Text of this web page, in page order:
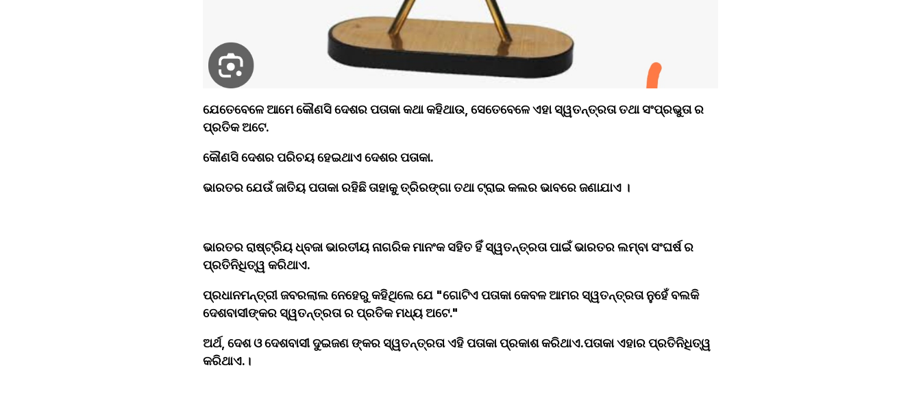
ଯେତେବେଳେ ଆମେ କୌଣସି ଦେଶର ପତାକା କଥା କହିଥାଉ, ସେତେବେଳେ ଏହା ସ୍ୱତନ୍ତ୍ରତା ତଥା ସଂପ୍ରଭୁତା ର
ପ୍ରତିକ ଅଟେ.
କୌଣସି ଦେଶର ପରିଚୟ ହେଇଥାଏ ଦେଶର ପତାକା.
ଭାରତର ଯେଉଁ ଜାତିୟ ପତାକା ରହିଛି ତାହାକୁ ତ୍ରିରଙ୍ଗା ତଥା ଟ୍ରାଇ କଲର ଭାବରେ ଜଣାଯାଏ ।
ଭାରତର ରାଷ୍ଟ୍ରିୟ ଧ୍ବଜା ଭାରତୀୟ ନାଗରିକ ମାନଂକ ସହିତ ହିଁ ସ୍ୱତନ୍ତ୍ରତା ପାଇଁ ଭାରତର ଲମ୍ବା ସଂଘର୍ଷ ର
ପ୍ରତିନିଧିତ୍ୱ କରିଥାଏ.﻿
ପ୍ରଧାନମନ୍ତ୍ରୀ ଜବରଲାଲ ନେହେରୁ କହିଥିଲେ ଯେ "ଗୋଟିଏ ପତାକା କେବଳ ଆମର ସ୍ୱତନ୍ତ୍ରତା ନୁହେଁ ବଲକି
ଦେଶବାସୀଙ୍କର ସ୍ୱତନ୍ତ୍ରତା ର ପ୍ରତିକ ମଧ୍ୟ ଅଟେ."﻿
ଅର୍ଥ, ଦେଶ ଓ ଦେଶବାସୀ ଦୁଇଜଣ ଙ୍କର ସ୍ୱତନ୍ତ୍ରତା ଏହି ପତାକା ପ୍ରକାଶ କରିଥାଏ.ପତାକା ଏହାର ପ୍ରତିନିଧିତ୍ୱ
କରିଥାଏ.।